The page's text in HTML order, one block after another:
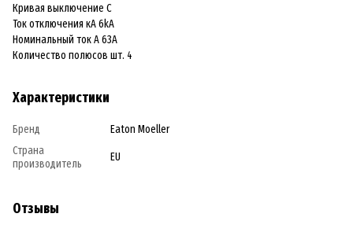
Кривая выключение C
Ток отключения кА 6kA
Номинальный ток А 63A
Количество полюсов шт. 4
Характеристики
Бренд
Eaton Moeller
Страна
производитель
EU
Отзывы